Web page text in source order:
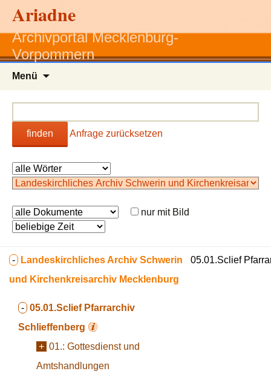
Ariadne
Archivportal Mecklenburg-
Vorpommern
Menü
finden Anfrage zurücksetzen
nur mit Bild
- Landeskirchliches Archiv Schwerin
und Kirchenkreisarchiv Mecklenburg
- 05.01.Sclief Pfarrarchiv
Schlieffenberg
+ 01.: Gottesdienst und
Amtshandlungen
05.01.Sclief